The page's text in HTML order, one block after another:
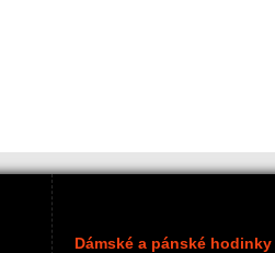
Dámské a pánské hodinky